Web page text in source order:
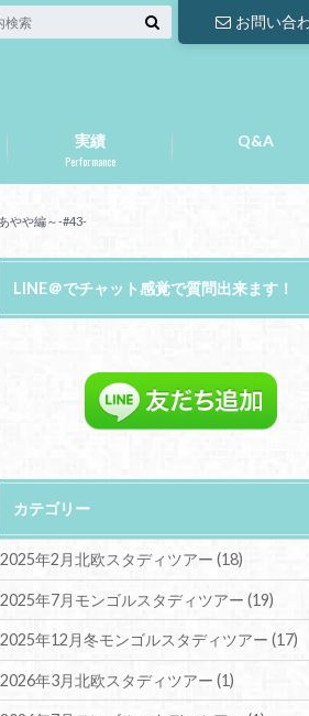
お問い合
実績
Performance
Q&A
やや編～-#43-
LINE＠でチャット感覚で質問出来ます！
カテゴリー
2025年2月北欧スタディツアー(18)
2025年7月モンゴルスタディツアー(19)
2025年12月冬モンゴルスタディツアー(17)
2026年3月北欧スタディツアー(1)